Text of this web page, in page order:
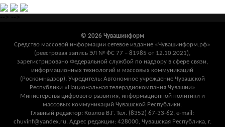
© 2026 Чувашинформ
Средство массовой информации сетевое издание «Чувашинформ.рф»
(реестровая запись ЭЛ № ФС 77 – 81985 от 12.10.2021),
зарегистрировано Федеральной службой по надзору в сфере связи,
информационных технологий и массовых коммуникаций
(Роскомнадзор). Учредитель: Автономное учреждение Чувашской
Республики «Национальная телерадиокомпания Чувашии»
Министерства цифрового развития, информационной политики и
массовых коммуникаций Чувашской Республики.
Главный редактор: Козлов В.Г. Тел. (8352) 67-33-62, e-mail:
chuvinf@yandex.ru. Адрес редакции: 428000, Чувашская Республика, г.